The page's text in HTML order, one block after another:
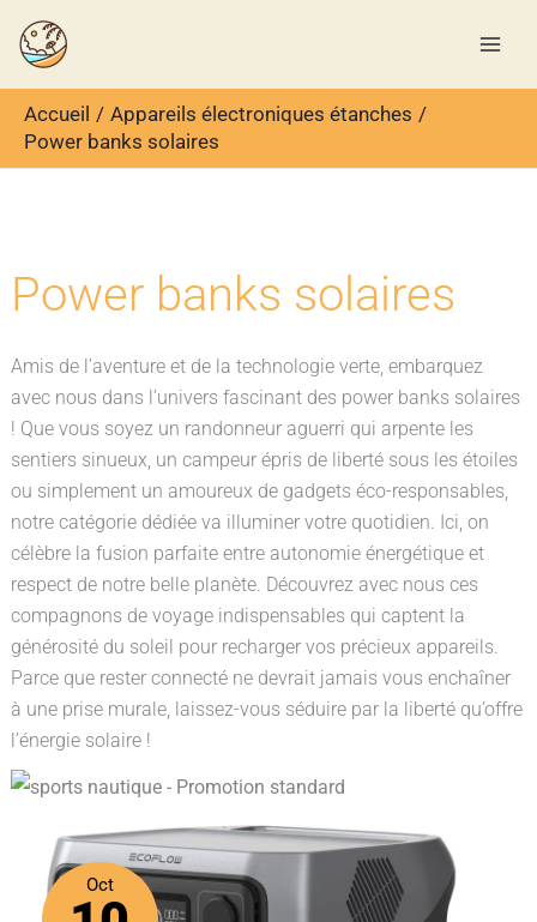
Aller
au
contenu
Accueil
Appareils électroniques étanches
Power banks solaires
Power banks solaires
Amis de l’aventure et de la technologie verte, embarquez
avec nous dans l’univers fascinant des power banks solaires
! Que vous soyez un randonneur aguerri qui arpente les
sentiers sinueux, un campeur épris de liberté sous les étoiles
ou simplement un amoureux de gadgets éco-responsables,
notre catégorie dédiée va illuminer votre quotidien. Ici, on
célèbre la fusion parfaite entre autonomie énergétique et
respect de notre belle planète. Découvrez avec nous ces
compagnons de voyage indispensables qui captent la
générosité du soleil pour recharger vos précieux appareils.
Parce que rester connecté ne devrait jamais vous enchaîner
à une prise murale, laissez-vous séduire par la liberté qu’offre
l’énergie solaire !
Oct
Rechercher